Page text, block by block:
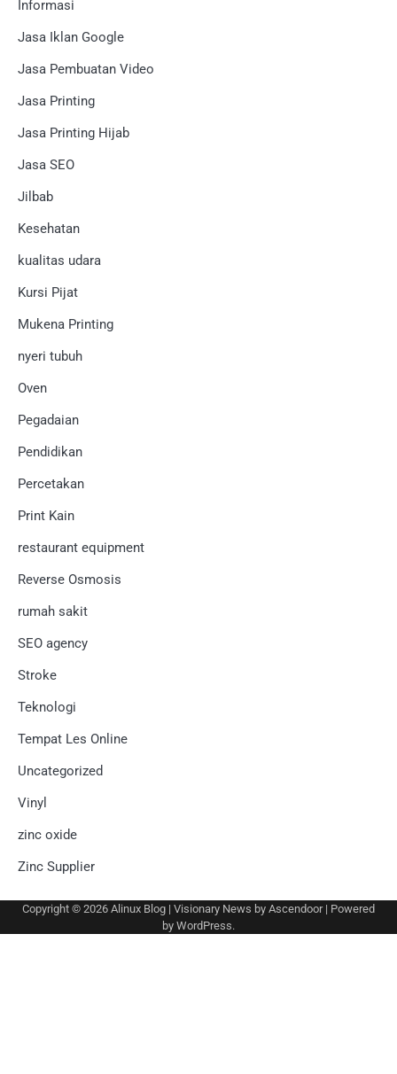
Informasi
Jasa Iklan Google
Jasa Pembuatan Video
Jasa Printing
Jasa Printing Hijab
Jasa SEO
Jilbab
Kesehatan
kualitas udara
Kursi Pijat
Mukena Printing
nyeri tubuh
Oven
Pegadaian
Pendidikan
Percetakan
Print Kain
restaurant equipment
Reverse Osmosis
rumah sakit
SEO agency
Stroke
Teknologi
Tempat Les Online
Uncategorized
Vinyl
zinc oxide
Zinc Supplier
Copyright © 2026 Alinux Blog | Visionary News by Ascendoor| Powered
by WordPress.